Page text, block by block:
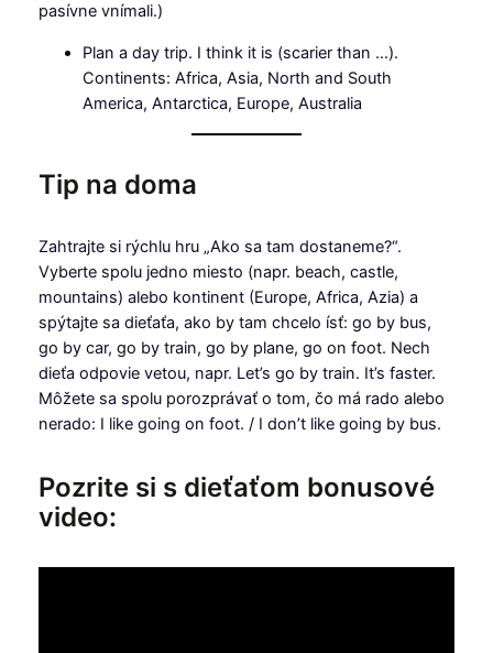
pasívne vnímali.)
Plan a day trip. I think it is (scarier than …).
Continents: Africa, Asia, North and South
America, Antarctica, Europe, Australia
Tip na doma
Zahtrajte si rýchlu hru „Ako sa tam dostaneme?“.
Vyberte spolu jedno miesto (napr. beach, castle,
mountains) alebo kontinent (Europe, Africa, Azia) a
spýtajte sa dieťaťa, ako by tam chcelo ísť: go by bus,
go by car, go by train, go by plane, go on foot. Nech
dieťa odpovie vetou, napr. Let’s go by train. It’s faster.
Môžete sa spolu porozprávať o tom, čo má rado alebo
nerado: I like going on foot. / I don’t like going by bus.
Pozrite si s dieťaťom bonusové
video: